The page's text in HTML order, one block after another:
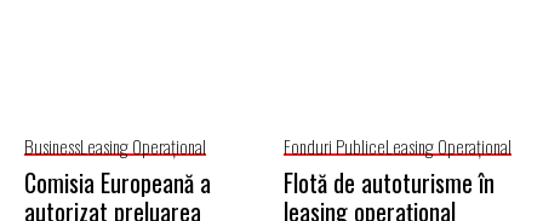
BusinessLeasing Operaţional
Comisia Europeană a
autorizat preluarea
Fonduri PubliceLeasing Operaţional
Flotă de autoturisme în
leasing operațional